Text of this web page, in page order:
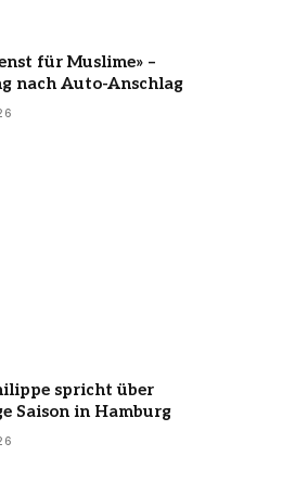
für Muslime» –
nach Auto-Anschlag
spricht über
Saison in Hamburg